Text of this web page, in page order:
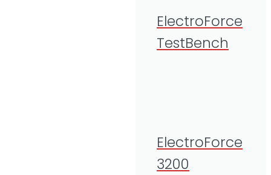
ElectroForce
TestBench
ElectroForce
3200